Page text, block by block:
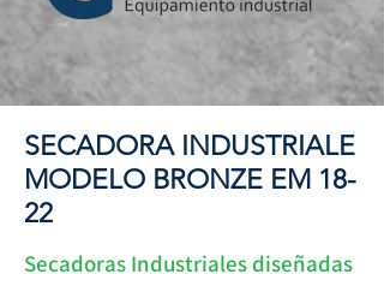
SECADORA INDUSTRIALE
MODELO BRONZE EM 18-
22
Secadoras Industriales diseñadas